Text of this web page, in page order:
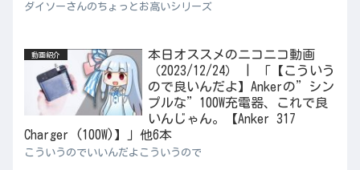
ダイソーさんのちょっとお高いシリーズ
動画紹介
本日オススメのニコニコ動画
（2023/12/24） | 「【こういう
ので良いんだよ】Ankerの”シン
プルな”100W充電器、これで良
いんじゃん。【Anker 317
Charger (100W)】」他6本
こういうのでいいんだよこういうので